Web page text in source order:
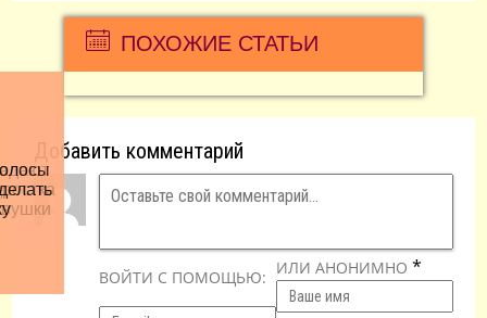
ПОХОЖИЕ СТАТЬИ
Добавить комментарий
ВОЙТИ С ПОМОЩЬЮ: ИЛИ АНОНИМНО *